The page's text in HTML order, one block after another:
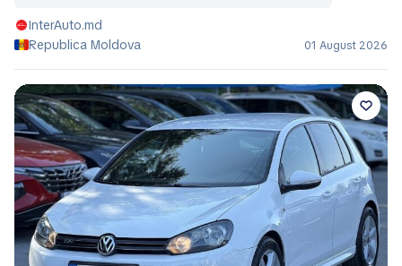
InterAuto.md
Republica Moldova
01 August 2026